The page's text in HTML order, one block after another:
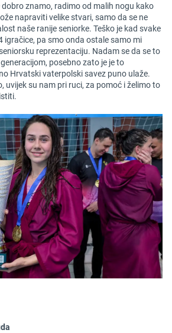
dobro znamo, radimo od malih nogu kako
napraviti velike stvari, samo da se ne
naše ranije seniorke. Teško je kad svake
igračice, pa smo onda ostale samo mi
reprezentaciju. Nadam se da se to
posebno zato je je to
Hrvatski vaterpolski savez puno ulaže.
uvijek su nam pri ruci, za pomoć i želimo to